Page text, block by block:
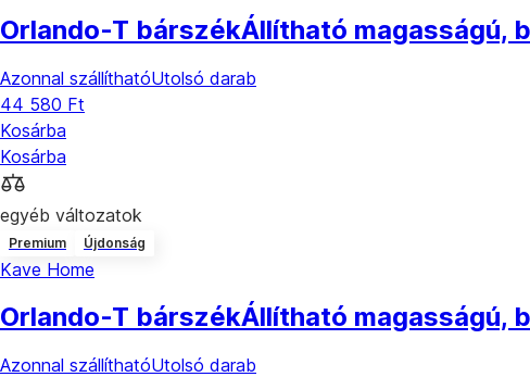
Orlando-T bárszékÁllítható magasságú,
Azonnal szállíthatóUtolsó darab
44 580 Ft
Kosárba
Kosárba
egyéb változatok
Premium Újdonság
Kave Home
Orlando-T bárszékÁllítható magasságú,
Azonnal szállíthatóUtolsó darab